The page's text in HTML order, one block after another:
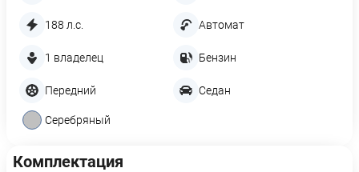
188 л.с. Автомат
1 владелец Бензин
Передний Седан
Серебряный
Комплектация